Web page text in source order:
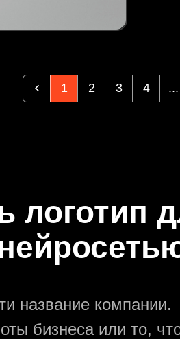
1 2 3 4 ...
логотип
название компании.
бизнеса или то,